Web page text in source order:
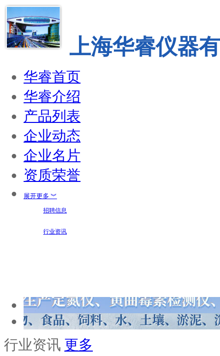
上海华睿仪器
华睿首页
华睿介绍
产品列表
企业动态
企业名片
资质荣誉
展开更多 ︾
招聘信息
行业资讯
行业资讯 更多